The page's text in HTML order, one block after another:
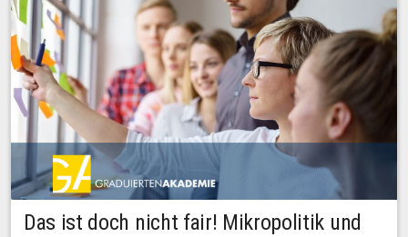
Das ist doch nicht fair! Mikropolitik und